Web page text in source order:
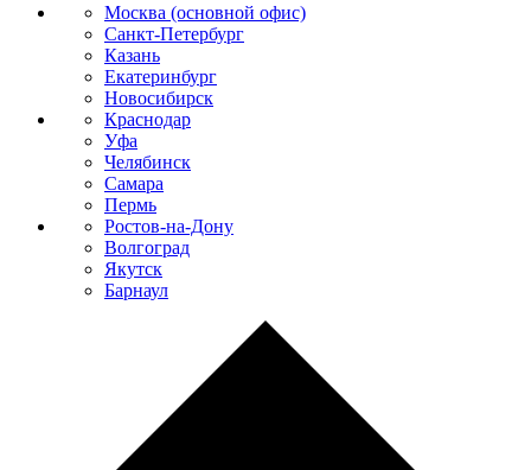
Москва (основной офис)
Санкт-Петербург
Казань
Екатеринбург
Новосибирск
Краснодар
Уфа
Челябинск
Самара
Пермь
Ростов-на-Дону
Волгоград
Якутск
Барнаул